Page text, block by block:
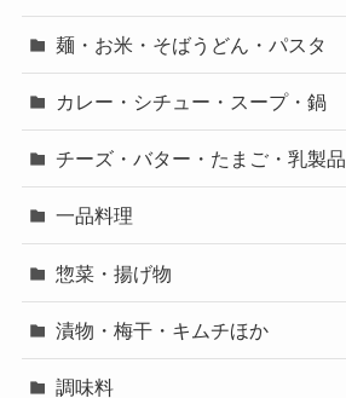
麺・お米・そばうどん・パスタ
カレー・シチュー・スープ・鍋
チーズ・バター・たまご・乳製品
一品料理
惣菜・揚げ物
漬物・梅干・キムチほか
調味料